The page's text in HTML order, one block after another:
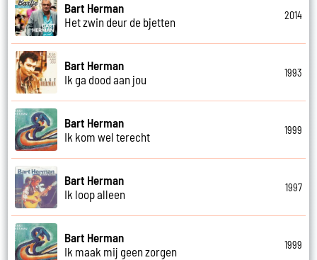
Bart Herman
Het zwin deur de bjetten
2014
Bart Herman
Ik ga dood aan jou
1993
Bart Herman
Ik kom wel terecht
1999
Bart Herman
Ik loop alleen
1997
Bart Herman
Ik maak mij geen zorgen
1999